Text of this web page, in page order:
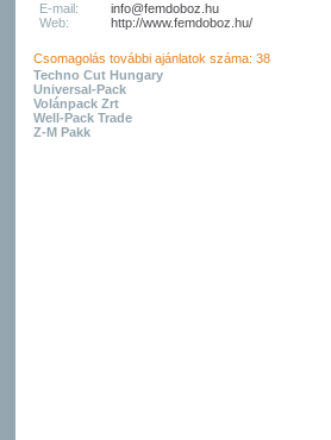
E-mail:
info@femdoboz.hu
Web:
http://www.femdoboz.hu/
Csomagolás további ajánlatok száma: 38
Techno Cut Hungary
Universal-Pack
Volánpack Zrt
Well-Pack Trade
Z-M Pakk